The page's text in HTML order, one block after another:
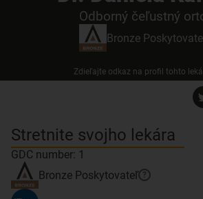
Odborný čeľustný
Bronze
Zdieľajte odkaz na profil tohto
Stretnite svojho lekára
GDC number: 1
Bronze Poskytovateľ ?